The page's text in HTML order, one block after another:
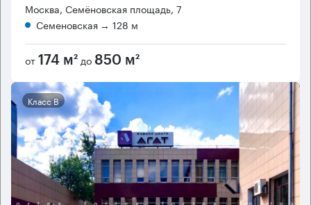
Москва, Семёновская площадь, 7
Семеновская → 128 м
от 174 м² до 850 м²
Класс B